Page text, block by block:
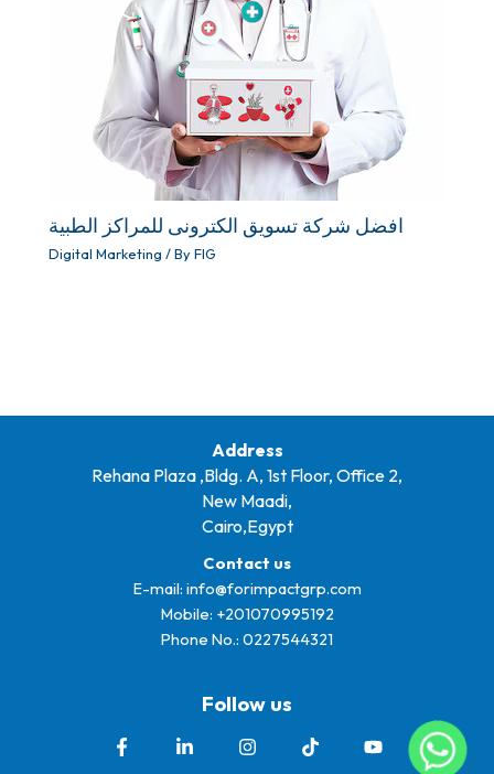
افضل شركة تسويق الكترونى للمراكز الطبية
Digital Marketing / ByFIG
Address
Rehana Plaza ,Bldg. A, 1st Floor, Office 2,
New Maadi,
Cairo,Egypt
Contact us
E-mail: info@forimpactgrp.com
Mobile: +201070995192
Phone No.: 0227544321
Follow us